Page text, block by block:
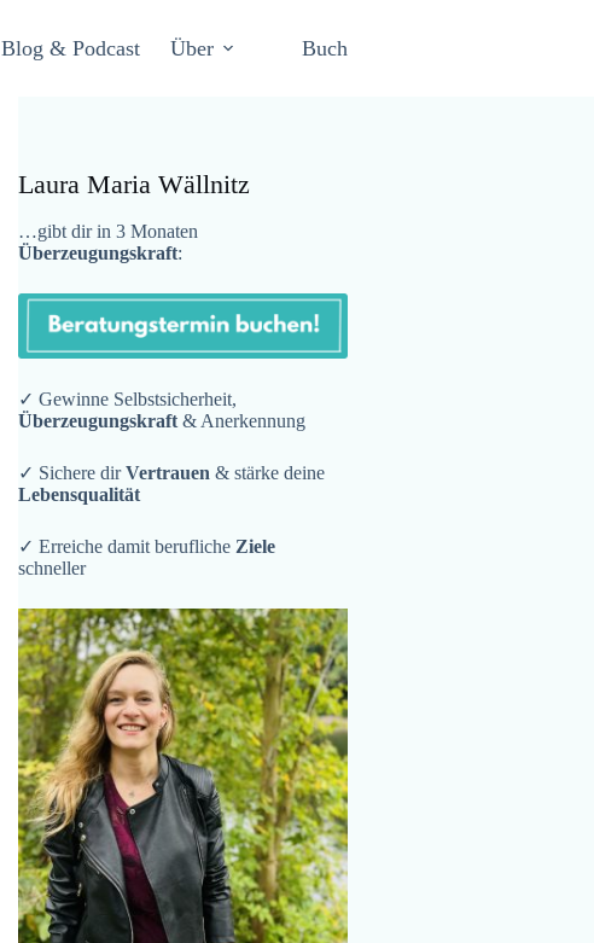
Blog & Podcast Über Buch
Laura Maria Wällnitz
…gibt dir in 3 Monaten
Überzeugungskraft:
✓ Gewinne Selbstsicherheit,
Überzeugungskraft & Anerkennung
✓ Sichere dirVertrauen & stärke deine
Lebensqualität
✓ Erreiche damit berufliche Ziele
schneller